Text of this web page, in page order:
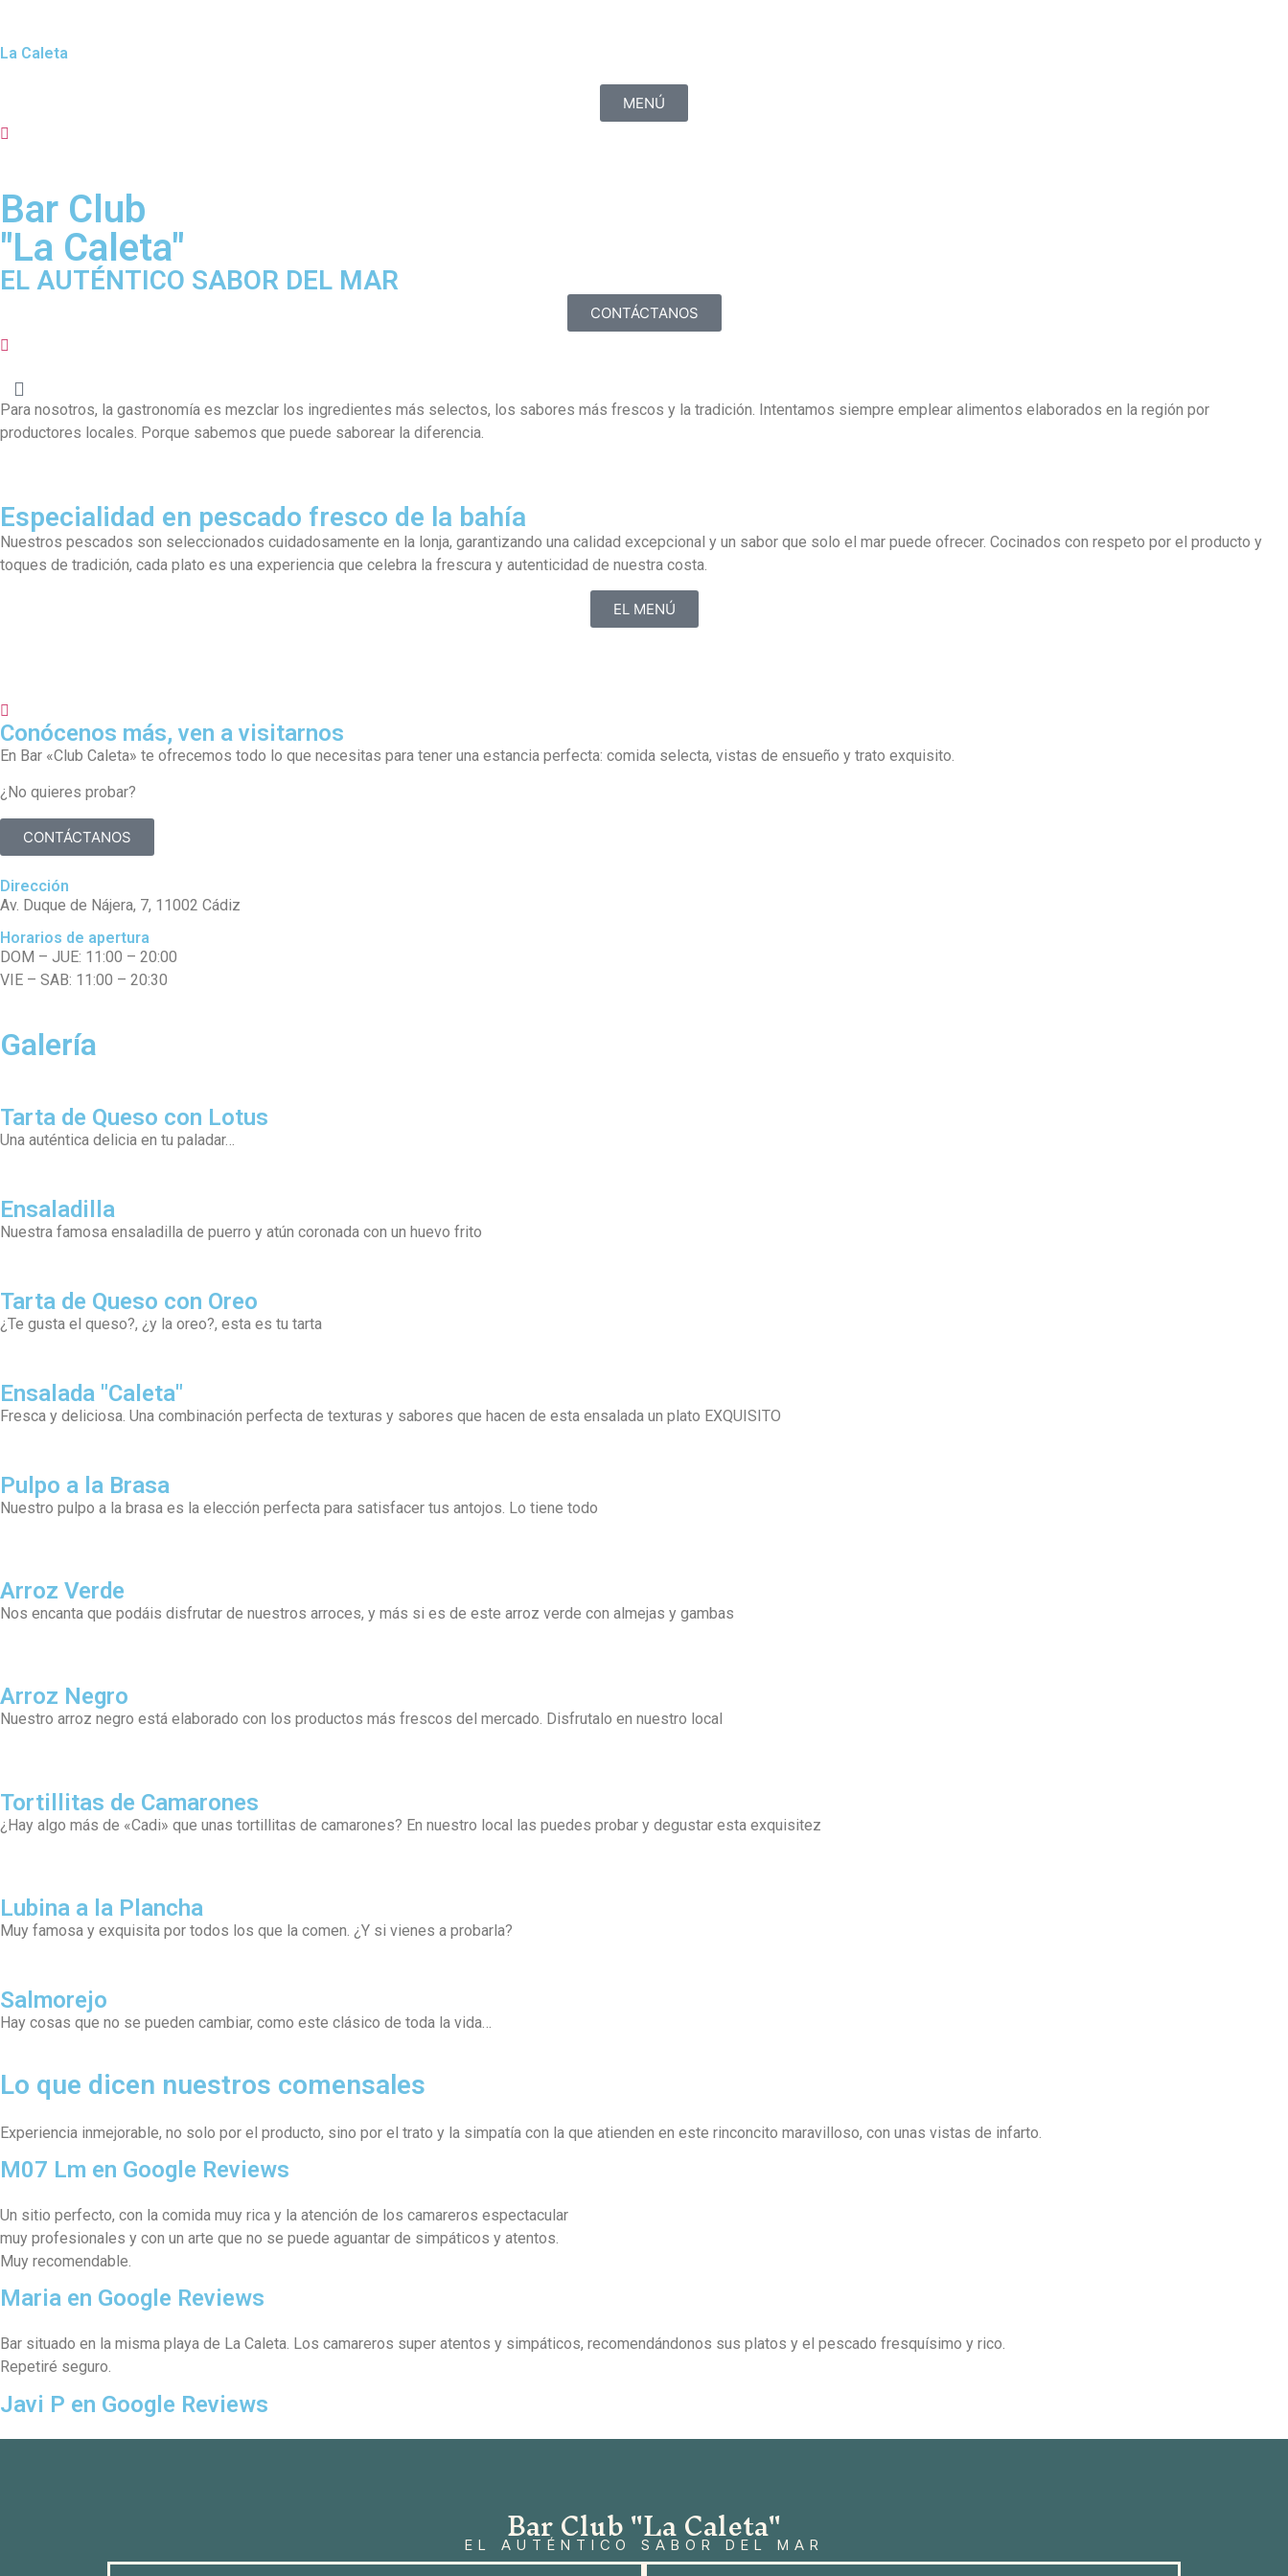
La Caleta
MENÚ
Bar Club
"La Caleta"
EL AUTÉNTICO SABOR DEL MAR
CONTÁCTANOS
Para nosotros, la gastronomía es mezclar los ingredientes más selectos, los sabores más frescos y la tradición. Intentamos siempre emplear alimentos elaborados en la región por
productores locales. Porque sabemos que puede saborear la diferencia.
Especialidad en pescado fresco de la bahía
​Nuestros pescados son seleccionados cuidadosamente en la lonja, garantizando una calidad excepcional y un sabor que solo el mar puede ofrecer. Cocinados con respeto por el producto y
toques de tradición, cada plato es una experiencia que celebra la frescura y autenticidad de nuestra costa.
EL MENÚ
Conócenos más, ven a visitarnos
En Bar «Club Caleta» te ofrecemos todo lo que necesitas para tener una estancia perfecta: comida selecta, vistas de ensueño y trato exquisito.
¿No quieres probar?
CONTÁCTANOS
Dirección
Av. Duque de Nájera, 7, 11002 Cádiz
Horarios de apertura
DOM – JUE: 11:00 – 20:00
VIE – SAB: 11:00 – 20:30
Galería
Tarta de Queso con Lotus
Una auténtica delicia en tu paladar…
Ensaladilla
Nuestra famosa ensaladilla de puerro y atún coronada con un huevo frito
Tarta de Queso con Oreo
¿Te gusta el queso?, ¿y la oreo?, esta es tu tarta
Ensalada "Caleta"
Fresca y deliciosa. Una combinación perfecta de texturas y sabores que hacen de esta ensalada un plato EXQUISITO
Pulpo a la Brasa
Nuestro pulpo a la brasa es la elección perfecta para satisfacer tus antojos. Lo tiene todo
Arroz Verde
Nos encanta que podáis disfrutar de nuestros arroces, y más si es de este arroz verde con almejas y gambas
Arroz Negro
Nuestro arroz negro está elaborado con los productos más frescos del mercado. Disfrutalo en nuestro local
Tortillitas de Camarones
¿Hay algo más de «Cadi» que unas tortillitas de camarones? En nuestro local las puedes probar y degustar esta exquisitez
Lubina a la Plancha
Muy famosa y exquisita por todos los que la comen. ¿Y si vienes a probarla?
Salmorejo
Hay cosas que no se pueden cambiar, como este clásico de toda la vida…
Lo que dicen nuestros comensales
Experiencia inmejorable, no solo por el producto, sino por el trato y la simpatía con la que atienden en este rinconcito maravilloso, con unas vistas de infarto.
M07 Lm en Google Reviews
Un sitio perfecto, con la comida muy rica y la atención de los camareros espectacular
muy profesionales y con un arte que no se puede aguantar de simpáticos y atentos.
Muy recomendable.
Maria en Google Reviews
Bar situado en la misma playa de La Caleta. Los camareros super atentos y simpáticos, recomendándonos sus platos y el pescado fresquísimo y rico.
Repetiré seguro.
Javi P en Google Reviews
Bar Club "La Caleta"
EL AUTÉNTICO SABOR DEL MAR